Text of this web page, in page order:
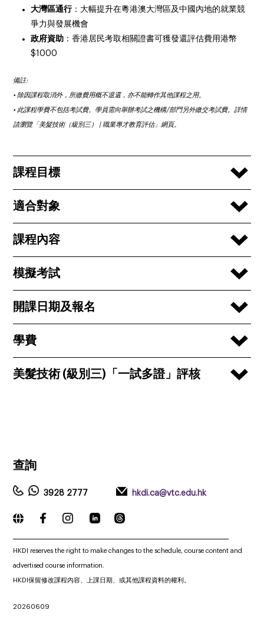
大灣區通行：大幅提升在粵港澳大灣區及中國內地的就業競
爭力與發展機會
政府資助 ：香港居民考取相關證書可獲發還評估費用港幣
$1000
備註:
•⁠ ⁠除因課程取消外，所繳費用概不退還，亦不能轉作其他課程之用。
•⁠ ⁠此課程學費不包括考試費。學員需向舉辦考試之機構/部門另外繳交考試費。詳情
請瀏覽「美髮技術（級別三） | 職業專才教育評估」網頁。
課程目標
適合對象
課程內容
模擬考試
開課日期及報名
學費
美髮技術 (級別三)「一試多證」評核
查詢
3928 2777 hkdi.ca@vtc.edu.hk
HKDI reserves the right to make changes to the schedule, course content and
advertised course information.
HKDI保留修改課程內容、上課日期、或其他課程資料的權利。
20260609